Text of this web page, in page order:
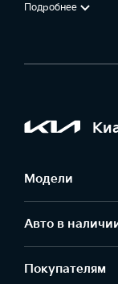
Подробнее
Модели
Авто в
Покупателям